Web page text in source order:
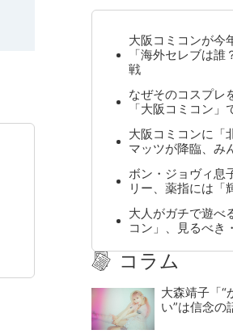
大阪コミコンが今
「海外セレブは誰
戦
なぜそのコスプレ
「大阪コミコン
大阪コミコンに「
マッツが降臨、み
ボン・ジョヴィ息
リー、薬指には「
大人がガチで遊べ
コン」、見るべき
コラム
大森靖子「“
い”は信念の